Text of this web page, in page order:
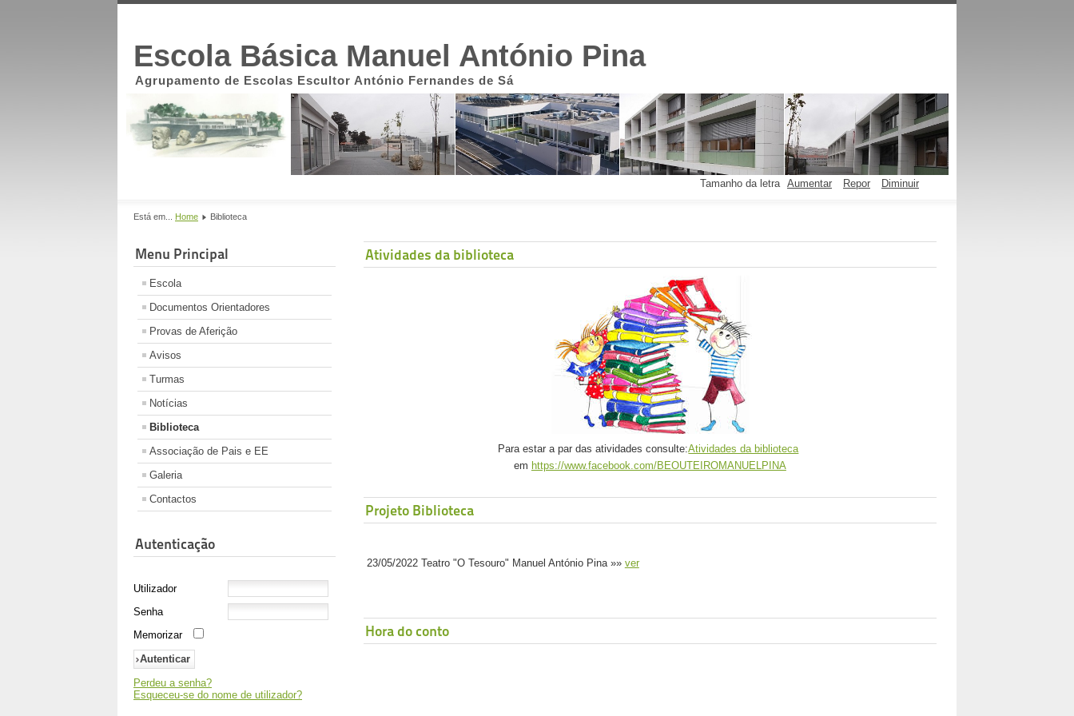
Escola Básica Manuel António Pina
Agrupamento de Escolas Escultor António Fernandes de Sá
Tamanho da letra Aumentar Repor Diminuir
Está em... Home Biblioteca
Menu Principal
Escola
Documentos Orientadores
Provas de Aferição
Avisos
Turmas
Notícias
Biblioteca
Associação de Pais e EE
Galeria
Contactos
Autenticação
Utilizador
Senha
Memorizar
Perdeu a senha?
Esqueceu-se do nome de utilizador?
Atividades da biblioteca
Para estar a par das atividades consulte:Atividades da biblioteca
em https://www.facebook.com/BEOUTEIROMANUELPINA
Projeto Biblioteca
23/05/2022 Teatro "O Tesouro" Manuel António Pina »» ver
Hora do conto